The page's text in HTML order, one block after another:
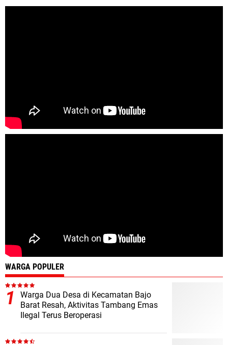
WARGA POPULER
Warga Dua Desa di Kecamatan Bajo
Barat Resah, Aktivitas Tambang Emas
Ilegal Terus Beroperasi